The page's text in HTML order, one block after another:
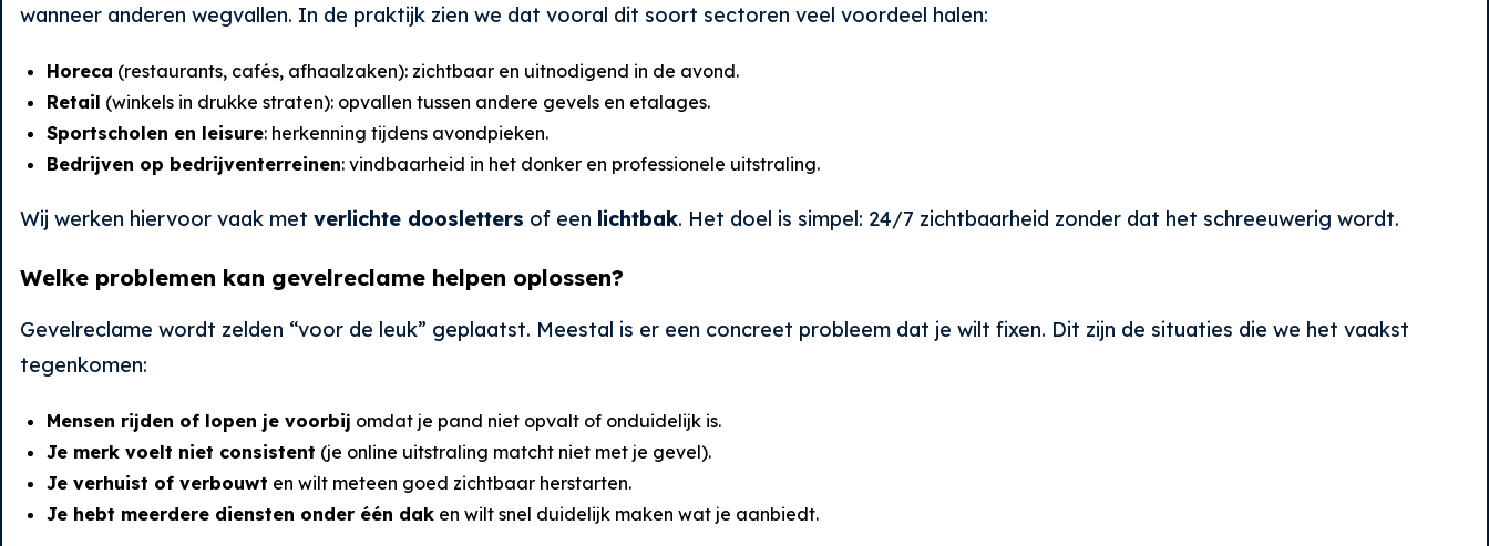
wanneer anderen wegvallen. In de praktijk zien we dat vooral dit soort sectoren veel voordeel halen:
Horeca (restaurants, cafés, afhaalzaken): zichtbaar en uitnodigend in de avond.
Retail (winkels in drukke straten): opvallen tussen andere gevels en etalages.
Sportscholen en leisure: herkenning tijdens avondpieken.
Bedrijven op bedrijventerreinen: vindbaarheid in het donker en professionele uitstraling.
Wij werken hiervoor vaak met verlichte doosletters of een lichtbak. Het doel is simpel: 24/7 zichtbaarheid zonder dat het schreeuwerig wordt.
Welke problemen kan gevelreclame helpen oplossen?
Gevelreclame wordt zelden “voor de leuk” geplaatst. Meestal is er een concreet probleem dat je wilt fixen. Dit zijn de situaties die we het vaakst
tegenkomen:
Mensen rijden of lopen je voorbij omdat je pand niet opvalt of onduidelijk is.
Je merk voelt niet consistent (je online uitstraling matcht niet met je gevel).
Je verhuist of verbouwt en wilt meteen goed zichtbaar herstarten.
Je hebt meerdere diensten onder één dak en wilt snel duidelijk maken wat je aanbiedt.